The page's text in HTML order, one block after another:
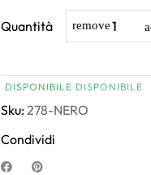
Quantità
DISPONIBILE DISPONIBILE
Sku: 278-NERO
Condividi